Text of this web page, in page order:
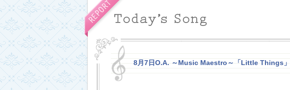
8月7日O.A. ～Music Maestro～「Little Things